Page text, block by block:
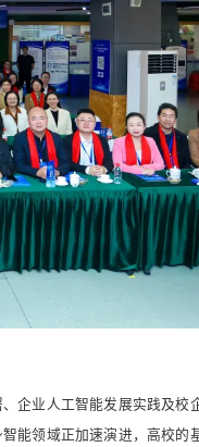
企业人工智能发展实践及校
能领域正加速演进，高校的